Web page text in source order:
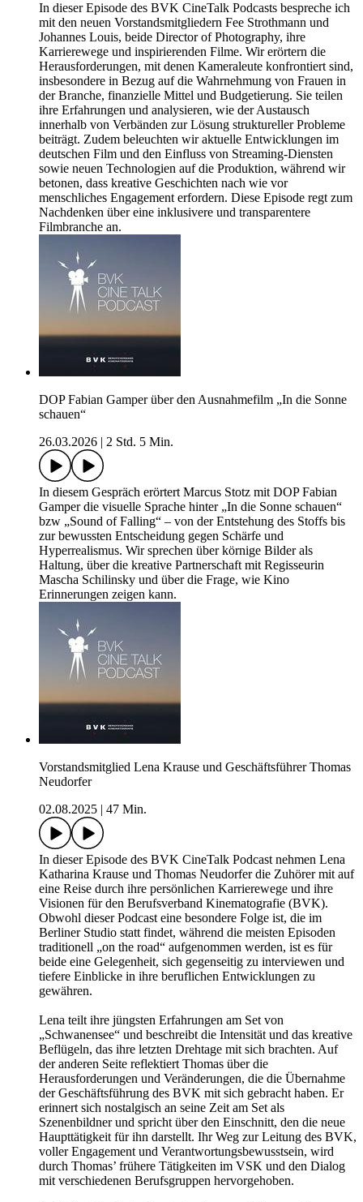
In dieser Episode des BVK CineTalk Podcasts bespreche ich
mit den neuen Vorstandsmitgliedern Fee Strothmann und
Johannes Louis, beide Director of Photography, ihre
Karrierewege und inspirierenden Filme. Wir erörtern die
Herausforderungen, mit denen Kameraleute konfrontiert sind,
insbesondere in Bezug auf die Wahrnehmung von Frauen in
der Branche, finanzielle Mittel und Budgetierung. Sie teilen
ihre Erfahrungen und analysieren, wie der Austausch
innerhalb von Verbänden zur Lösung struktureller Probleme
beiträgt. Zudem beleuchten wir aktuelle Entwicklungen im
deutschen Film und den Einfluss von Streaming-Diensten
sowie neuen Technologien auf die Produktion, während wir
betonen, dass kreative Geschichten nach wie vor
menschliches Engagement erfordern. Diese Episode regt zum
Nachdenken über eine inklusivere und transparentere
Filmbranche an.
DOP Fabian Gamper über den Ausnahmefilm „In die Sonne
schauen“
26.03.2026
2 Std. 5 Min.
In diesem Gespräch erörtert Marcus Stotz mit DOP Fabian
Gamper die visuelle Sprache hinter „In die Sonne schauen“
bzw „Sound of Falling“ – von der Entstehung des Stoffs bis
zur bewussten Entscheidung gegen Schärfe und
Hyperrealismus. Wir sprechen über körnige Bilder als
Haltung, über die kreative Partnerschaft mit Regisseurin
Mascha Schilinsky und über die Frage, wie Kino
Erinnerungen zeigen kann.
Vorstandsmitglied Lena Krause und Geschäftsführer Thomas
Neudorfer
02.08.2025
47 Min.
In dieser Episode des BVK CineTalk Podcast nehmen Lena
Katharina Krause und Thomas Neudorfer die Zuhörer mit auf
eine Reise durch ihre persönlichen Karrierewege und ihre
Visionen für den Berufsverband Kinematografie (BVK).
Obwohl dieser Podcast eine besondere Folge ist, die im
Berliner Studio statt findet, während die meisten Episoden
traditionell „on the road“ aufgenommen werden, ist es für
beide eine Gelegenheit, sich gegenseitig zu interviewen und
tiefere Einblicke in ihre beruflichen Entwicklungen zu
gewähren.
Lena teilt ihre jüngsten Erfahrungen am Set von
„Schwanensee“ und beschreibt die Intensität und das kreative
Beflügeln, das ihre letzten Drehtage mit sich brachten. Auf
der anderen Seite reflektiert Thomas über die
Herausforderungen und Veränderungen, die die Übernahme
der Geschäftsführung des BVK mit sich gebracht haben. Er
erinnert sich nostalgisch an seine Zeit am Set als
Szenenbildner und spricht über den Einschnitt, den die neue
Haupttätigkeit für ihn darstellt. Ihr Weg zur Leitung des BVK,
voller Engagement und Verantwortungsbewusstsein, wird
durch Thomas’ frühere Tätigkeiten im VSK und den Dialog
mit verschiedenen Berufsgruppen hervorgehoben.